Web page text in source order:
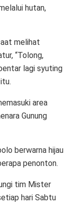
hutan,
melihat
“Tolong,
lagi syuting
area
Gunung
berwarna hijau
penonton.
tim Mister
hari Sabtu